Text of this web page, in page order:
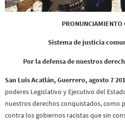
PRONUNCIAMIENTO
Sistema de justicia
Por la defensa de nuestros
San Luis Acatlán, Guerrero, agosto 7
poderes Legislativo y Ejecutivo del
nuestros derechos conquistados, como
contra los gobiernos racistas que sin